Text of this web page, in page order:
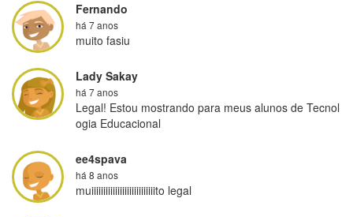
Fernando
há 7 anos
muito fasiu
Lady Sakay
há 7 anos
Legal! Estou mostrando para meus alunos de Tecnol
ogia Educacional
ee4spava
há 8 anos
muiiiiiiiiiiiiiiiiiiiiiiiiiiito legal